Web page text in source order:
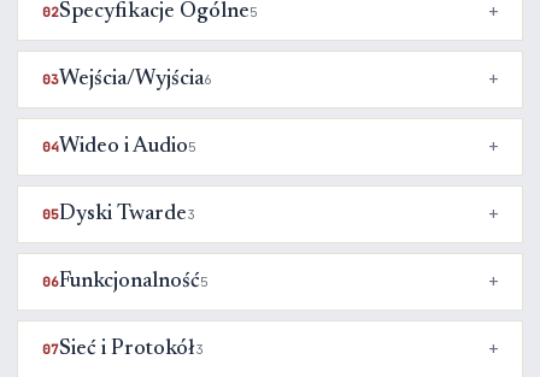
02Specyfikacje Ogólne5
03Wejścia/Wyjścia6
04Wideo i Audio5
05Dyski Twarde3
06Funkcjonalność5
07Sieć i Protokół3